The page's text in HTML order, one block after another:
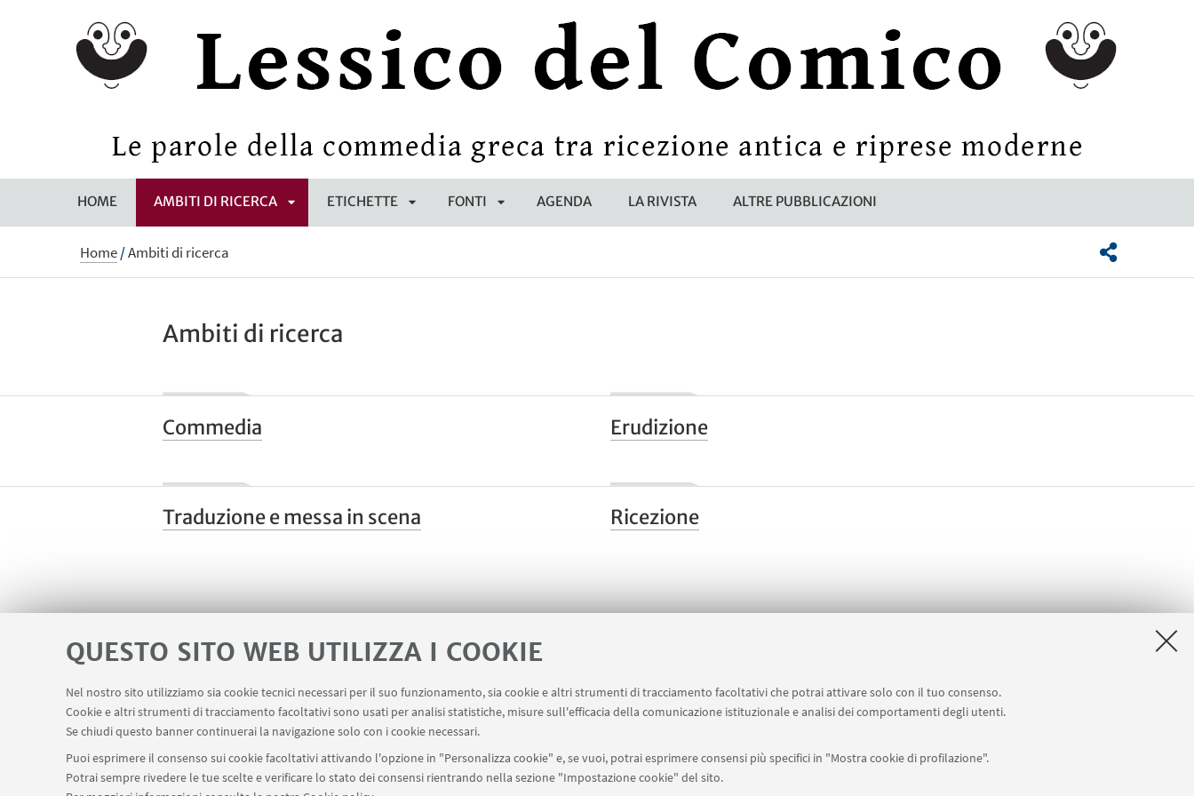
QUESTO SITO WEB UTILIZZA I COOKIE
Nel nostro sito utilizziamo sia cookie tecnici necessari per il suo funzionamento, sia cookie e altri strumenti di tracciamento facoltativi che potrai attivare solo con il tuo consenso.
Cookie e altri strumenti di tracciamento facoltativi sono usati per analisi statistiche, misure sull'efficacia della comunicazione istituzionale e analisi dei comportamenti degli utenti.
Se chiudi questo banner continuerai la navigazione solo con i cookie necessari.
Puoi esprimere il consenso sui cookie facoltativi attivando l'opzione in "Personalizza cookie" e, se vuoi, potrai esprimere consensi più specifici in "Mostra cookie di profilazione".
Potrai sempre rivedere le tue scelte e verificare lo stato dei consensi rientrando nella sezione "Impostazione cookie" del sito.
HOME AMBITI DI RICERCA ETICHETTE FONTI AGENDA LA RIVISTA ALTRE PUBBLICAZIONI
Home/Ambiti di ricerca
Ambiti di ricerca
Commedia Erudizione
Traduzione e messa in scena Ricezione
stefano.caciagli@unibo.it